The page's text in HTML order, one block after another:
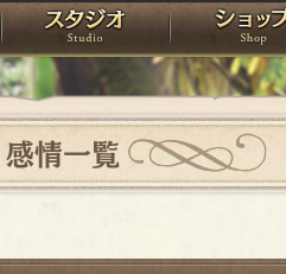
アトリエ スタジオ
感情一覧